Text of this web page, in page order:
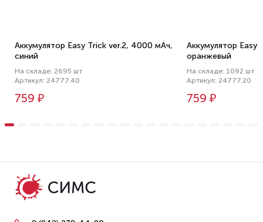
Аккумулятор Easy Trick ver.2, 4000 мАч,
синий
На складе: 2695 шт
Артикул: 24777.40
759 ₽
Аккумулятор
оранжевый
На складе: 1092 шт
Артикул: 24777.20
759 ₽